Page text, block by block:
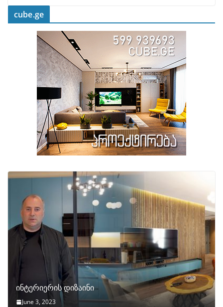
cube.ge
ინტერიერის დიზაინი
June 3, 2023